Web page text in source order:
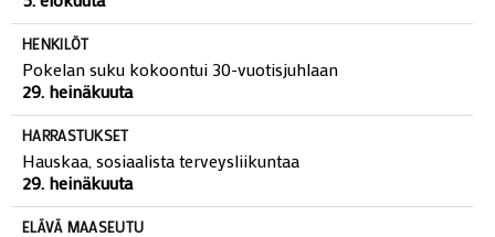
HENKILÖT
Pokelan suku kokoontui 30-vuotisjuhlaan
29. heinäkuuta
HARRASTUKSET
Hauskaa, sosiaalista terveysliikuntaa
29. heinäkuuta
ELÄVÄ MAASEUTU